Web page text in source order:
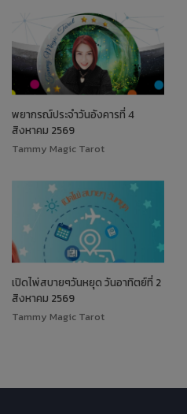
พยากรณ์ประจำวันอังคารที่ 4
สิงหาคม 2569
Tammy Magic Tarot
เปิดไพ่สบายๆวันหยุด วันอาทิตย์ที่ 2
สิงหาคม 2569
Tammy Magic Tarot